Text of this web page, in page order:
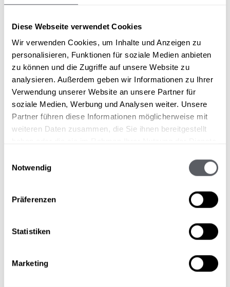
Diese Webseite verwendet Cookies
Wir verwenden Cookies, um Inhalte und Anzeigen zu
personalisieren, Funktionen für soziale Medien anbieten
zu können und die Zugriffe auf unsere Website zu
analysieren. Außerdem geben wir Informationen zu Ihrer
Verwendung unserer Website an unsere Partner für
soziale Medien, Werbung und Analysen weiter. Unsere
Partner führen diese Informationen möglicherweise mit
weiteren Daten zusammen, die Sie ihnen bereitgestellt
Notwendig
Präferenzen
Statistiken
Marketing
degustační menu s aperitivem.
dispozici domácí dobroty z pekárny Sonnblick.
JABLEČNÁ NÁDRŽ: Na recepci jsou zdarma k
dispozici jablka jako malá svačinka mezi jídly.
PŮJČOVNA E-MOUNTAINBIKE: Prozkoumejte
Pitztal a jeho zvláštní místa na našich
elektrokolech. Cena 40,00 € za kolo.
DALŠÍ SLUŽBY ZA POPLATEK
€ 40,00
€ 27,00
Pitztal Víno červené € 28,80
Pitztalské bílé víno € 27,60